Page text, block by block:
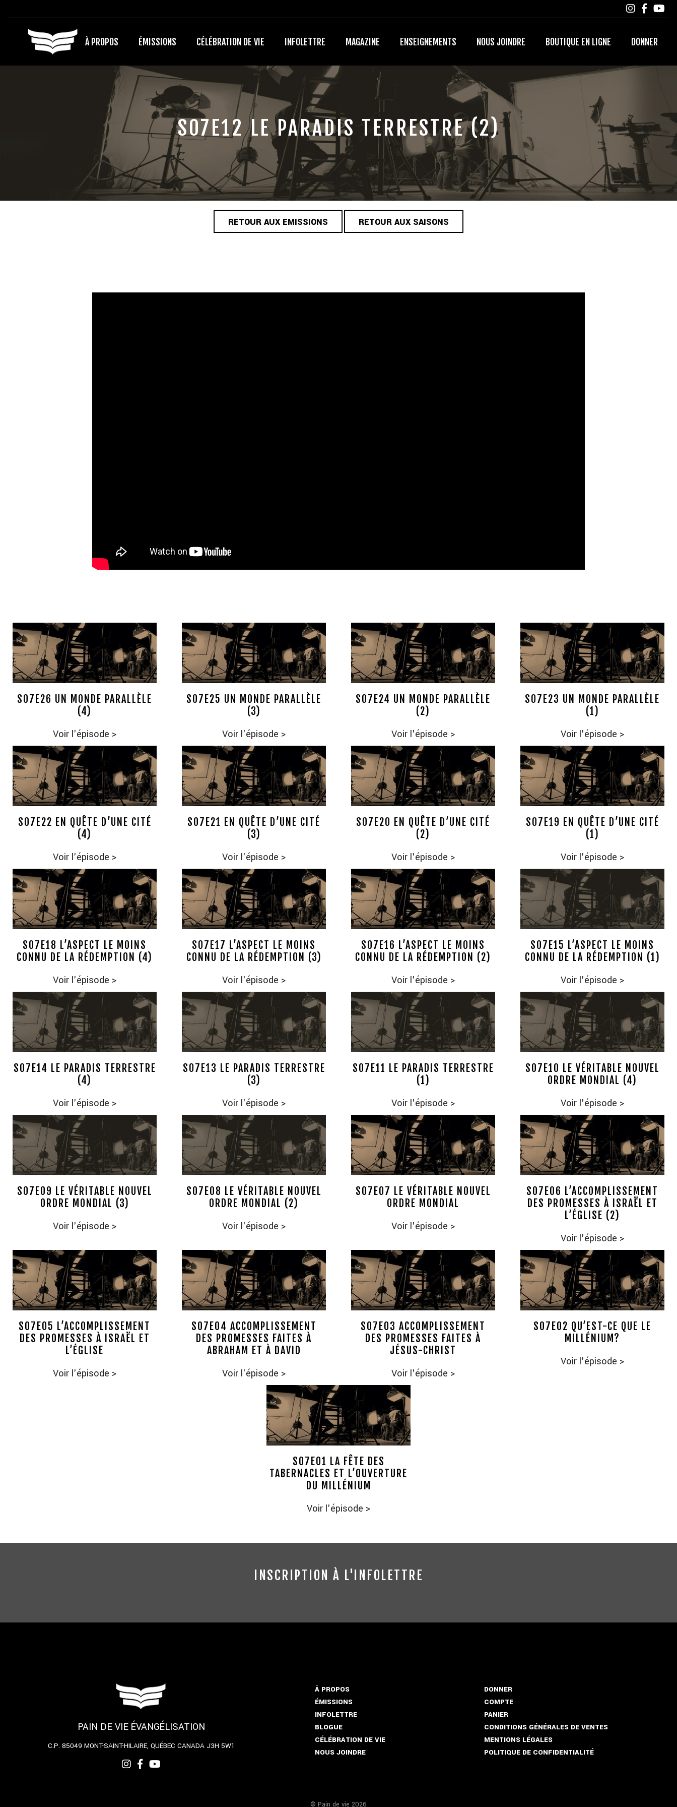
À PROPOS ÉMISSIONS CÉLÉBRATION DE VIE INFOLETTRE MAGAZINE ENSEIGNEMENTS NOUS JOINDRE BOUTIQUE EN LIGNE DONNER
S07E12 LE PARADIS TERRESTRE (2)
RETOUR AUX EMISSIONS RETOUR AUX SAISONS
S07E26 UN MONDE PARALLÈLE
(4)
Voir l'épisode >
S07E25 UN MONDE PARALLÈLE
(3)
Voir l'épisode >
S07E24 UN MONDE PARALLÈLE
(2)
Voir l'épisode >
S07E23 UN MONDE PARALLÈLE
(1)
Voir l'épisode >
S07E22 EN QUÊTE D’UNE CITÉ
(4)
Voir l'épisode >
S07E21 EN QUÊTE D’UNE CITÉ
(3)
Voir l'épisode >
S07E20 EN QUÊTE D’UNE CITÉ
(2)
Voir l'épisode >
S07E19 EN QUÊTE D’UNE CITÉ
(1)
Voir l'épisode >
S07E18 L’ASPECT LE MOINS
CONNU DE LA RÉDEMPTION (4)
Voir l'épisode >
S07E17 L’ASPECT LE MOINS
CONNU DE LA RÉDEMPTION (3)
Voir l'épisode >
S07E16 L’ASPECT LE MOINS
CONNU DE LA RÉDEMPTION (2)
Voir l'épisode >
S07E15 L’ASPECT LE MOINS
CONNU DE LA RÉDEMPTION (1)
Voir l'épisode >
S07E14 LE PARADIS TERRESTRE
(4)
Voir l'épisode >
S07E13 LE PARADIS TERRESTRE
(3)
Voir l'épisode >
S07E11 LE PARADIS TERRESTRE
(1)
Voir l'épisode >
S07E10 LE VÉRITABLE NOUVEL
ORDRE MONDIAL (4)
Voir l'épisode >
S07E09 LE VÉRITABLE NOUVEL
ORDRE MONDIAL (3)
Voir l'épisode >
S07E08 LE VÉRITABLE NOUVEL
ORDRE MONDIAL (2)
Voir l'épisode >
S07E07 LE VÉRITABLE NOUVEL
ORDRE MONDIAL
Voir l'épisode >
S07E06 L’ACCOMPLISSEMENT
DES PROMESSES À ISRAËL ET
L’ÉGLISE (2)
Voir l'épisode >
S07E05 L’ACCOMPLISSEMENT
DES PROMESSES À ISRAËL ET
L’ÉGLISE
Voir l'épisode >
S07E04 ACCOMPLISSEMENT
DES PROMESSES FAITES À
ABRAHAM ET À DAVID
Voir l'épisode >
S07E03 ACCOMPLISSEMENT
DES PROMESSES FAITES À
JÉSUS-CHRIST
Voir l'épisode >
S07E02 QU’EST-CE QUE LE
MILLÉNIUM?
Voir l'épisode >
S07E01 LA FÊTE DES
TABERNACLES ET L’OUVERTURE
DU MILLÉNIUM
Voir l'épisode >
INSCRIPTION À L'INFOLETTRE
PAIN DE VIE ÉVANGÉLISATION
C.P. 85049 MONT-SAINT-HILAIRE, QUÉBEC CANADA J3H 5W1
À PROPOS
ÉMISSIONS
INFOLETTRE
BLOGUE
CÉLÉBRATION DE VIE
NOUS JOINDRE
DONNER
COMPTE
PANIER
CONDITIONS GÉNÉRALES DE VENTES
MENTIONS LÉGALES
POLITIQUE DE CONFIDENTIALITÉ
© Pain de vie 2026